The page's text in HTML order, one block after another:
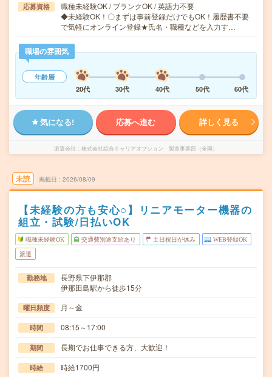
応募資格
職種未経験OK / ブランクOK / 英語力不要
◆未経験OK！〇まずは事前登録だけでもOK！履歴書不要
で気軽にオンライン登録★氏名・職種などを入力す…
職場の雰囲気
年齢層
20代
30代 40代 50代 60代
気になる! 応募へ進む 詳しく見る
派遣会社 株式会社綜合キャリアオプション 製造事業部（全国）
未読 掲載日 2026/08/09
【未経験の方も安心○】リニアモーター機器の
組立・試験/日払いOK
職種未経験OK 交通費別途支給あり 土日祝日が休み WEB登録OK
派遣
勤務地
長野県下伊那郡
伊那田島駅から徒歩15分
曜日頻度 月～金
時間 08:15～17:00
期間 長期でお仕事できる方、大歓迎！
時給 時給1700円